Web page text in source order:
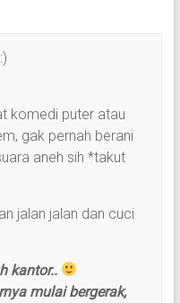
komedi puter atau
gak pernah berani
aneh sih *takut
jalan jalan dan cuci
kantor..
mulai bergerak,